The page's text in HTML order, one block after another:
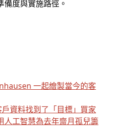
度與實施路徑。
一起繪製當今的客
資料找到了「目標」買家
人工智慧為去年齋月孤兒籌